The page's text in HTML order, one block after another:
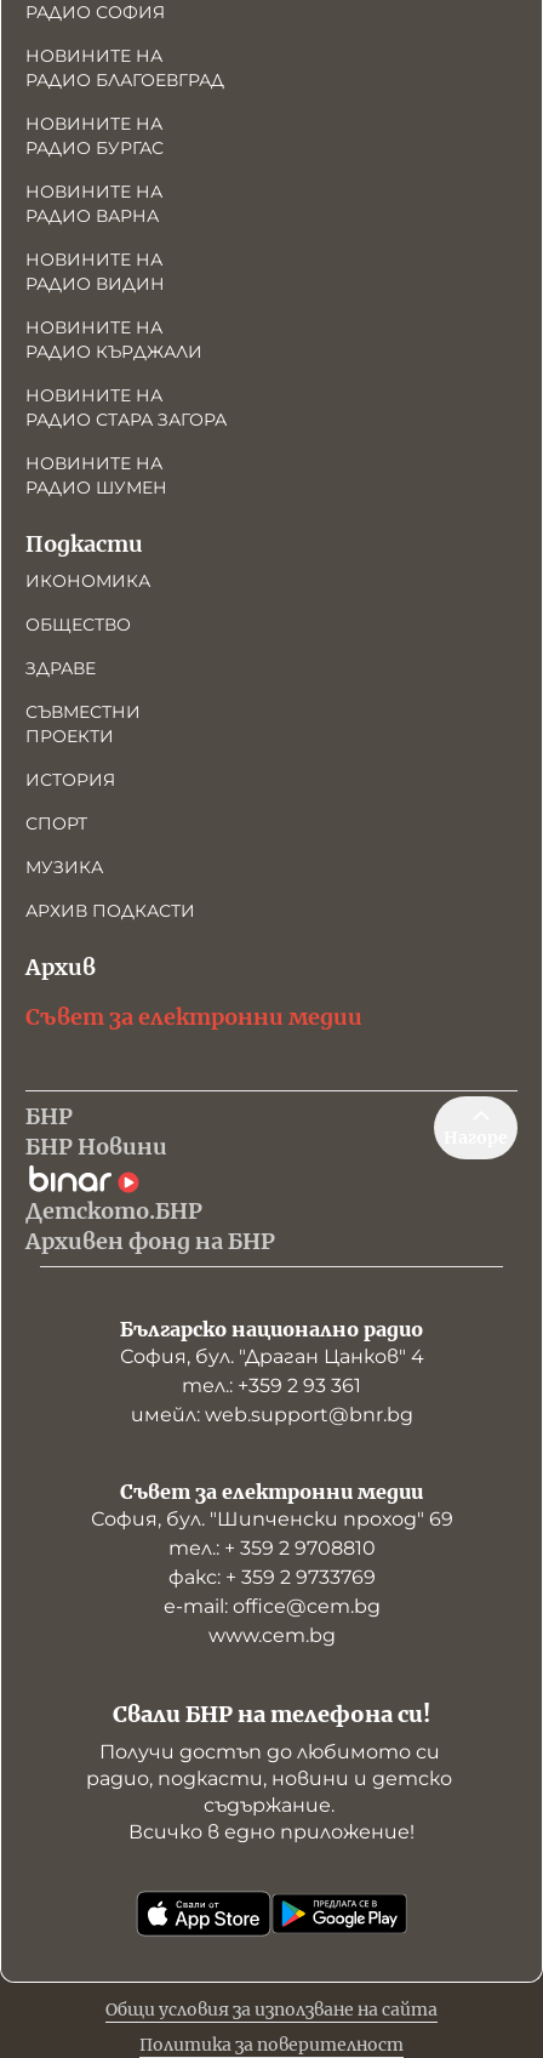
РАДИО СОФИЯ
НОВИНИТЕ НА
РАДИО БЛАГОЕВГРАД
НОВИНИТЕ НА
РАДИО БУРГАС
НОВИНИТЕ НА
РАДИО ВАРНА
НОВИНИТЕ НА
РАДИО ВИДИН
НОВИНИТЕ НА
РАДИО КЪРДЖАЛИ
НОВИНИТЕ НА
РАДИО СТАРА ЗАГОРА
НОВИНИТЕ НА
РАДИО ШУМЕН
Подкасти
ИКОНОМИКА
ОБЩЕСТВО
ЗДРАВЕ
СЪВМЕСТНИ
ПРОЕКТИ
ИСТОРИЯ
СПОРТ
МУЗИКА
АРХИВ ПОДКАСТИ
Архив
Съвет за електронни медии
БНР
БНР Новини
Детското.БНР
Архивен фонд на БНР
Българско национално радио
София, бул. "Драган Цанков" 4
тел.: +359 2 93 361
имейл: web.support@bnr.bg
Свали БНР на телефона си!
Получи достъп до любимото си
радио, подкасти, новини и детско
съдържание.
Всичко в едно приложение!
Съвет за електронни медии
София, бул. "Шипченски проход" 69
тел.: + 359 2 9708810
факс: + 359 2 9733769
е-mail: office@cem.bg
www.cem.bg
Общи условия за използване на сайта
Политика за поверителност